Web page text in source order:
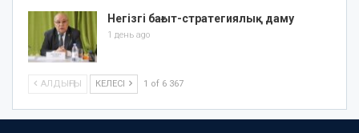
Негізгі бағыт-стратегиялық даму
1 день ago
АЛДЫҢҒЫ КЕЛЕСІ 1 of 6 367